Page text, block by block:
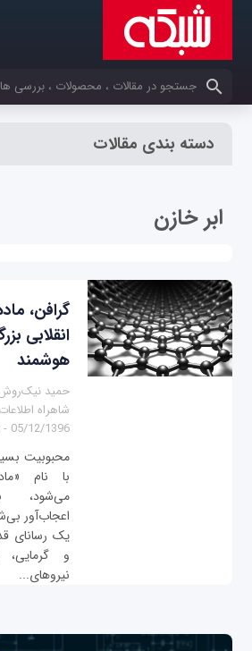
کلمات کلیدی خود را وارد کنید
دسته بندی مقالات
ابر خازن
گرافن،
انقلابی
هوشمند
حمید
شاهراه اطلاعات
05/12/1396 - 20:45
محبوبیت
با نام
می‌شود،
اعجاب‌آور
یک رسانای
و گرمایی،
نیروهای...